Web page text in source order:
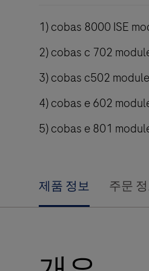
1) cobas 8000 ISE
2) cobas c 702
3) cobas c502
4) cobas e 602
5) cobas e 801
제품 정보 주문